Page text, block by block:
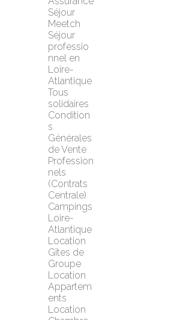
Séjour
Meetch
Séjour
professio
nnel en
Loire-
Atlantique
Tous
solidaires
Condition
s
Générales
de Vente
Profession
nels
(Contrats
Centrale)
Campings
Loire-
Atlantique
Location
Gîtes de
Groupe
Location
Appartem
ents
Location